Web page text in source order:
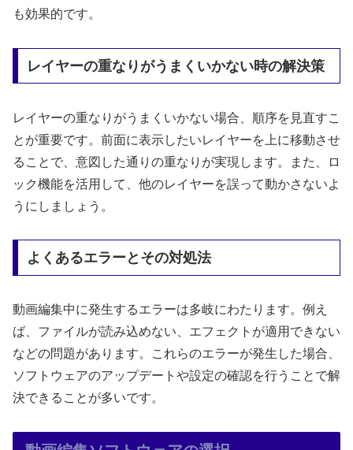
も効果的です。
レイヤーの重なりがうまくいかない時の解決策
レイヤーの重なりがうまくいかない場合、順序を見直すこ
とが重要です。前面に表示したいレイヤーを上に移動させ
ることで、意図した通りの重なりが実現します。また、ロ
ック機能を活用して、他のレイヤーを誤って動かさないよ
うにしましょう。
よくあるエラーとその対処法
動画編集中に発生するエラーは多岐にわたります。例え
ば、ファイルが読み込めない、エフェクトが適用できない
などの問題があります。これらのエラーが発生した場合、
ソフトウェアのアップデートや設定の確認を行うことで解
決できることが多いです。